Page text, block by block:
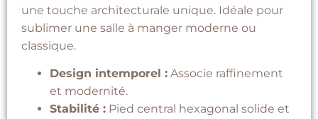
une touche architecturale unique. Idéale pour
sublimer une salle à manger moderne ou
classique.
Design intemporel : Associe raffinement
et modernité.
Stabilité : Pied central hexagonal solide et